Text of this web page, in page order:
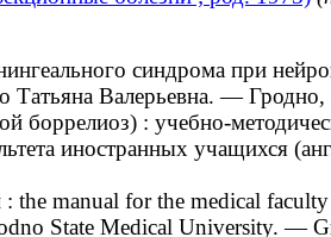
синдрома при
Валерьевна. — Гродно,
боррелиоз) : учебно-
иностранных учащихся
manual for the medical
State Medical University. —